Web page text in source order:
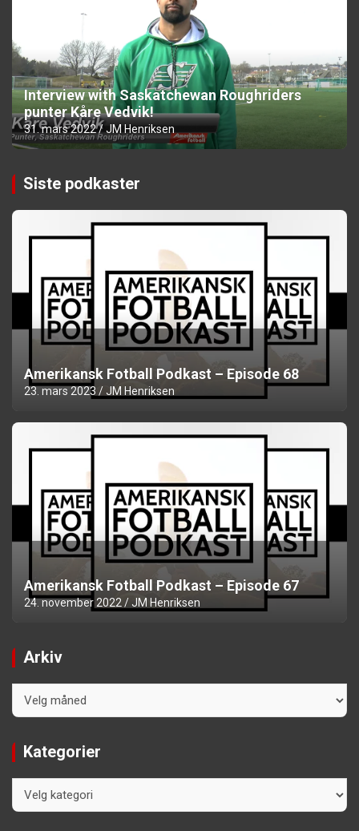
Interview with Saskatchewan Roughriders
punter Kåre Vedvik!
31. mars 2022 JM Henriksen
Siste podkaster
Amerikansk Fotball Podkast – Episode 68
23. mars 2023 JM Henriksen
Amerikansk Fotball Podkast – Episode 67
24. november 2022 JM Henriksen
Arkiv
Kategorier